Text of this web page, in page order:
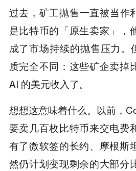
过去，矿工抛售一直被当
是比特币的「原生卖家」，
成了市场持续的抛售压力。
质完全不同：这些矿企卖掉
AI 的美元收入了。
想想这意味着什么。以前，
要卖几百枚比特币来交电费
有了微软签的长约、摩根斯
然仍计划变现剩余的大部分